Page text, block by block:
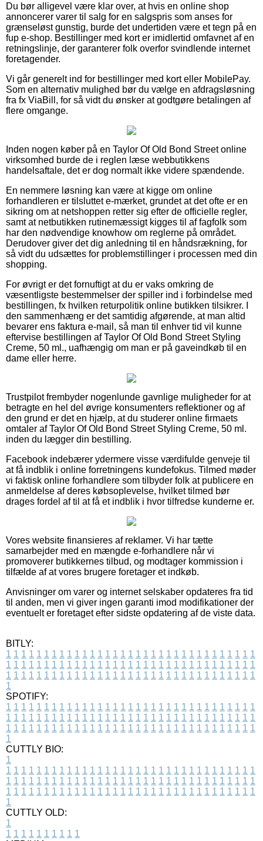
Du bør alligevel være klar over, at hvis en online shop
annoncerer varer til salg for en salgspris som anses for
grænseløst gunstig, burde det undertiden være et tegn på en
fup e-shop. Bestillinger med kort er imidlertid omfavnet af en
retningslinje, der garanterer folk overfor svindlende internet
foretagender.
Vi går generelt ind for bestillinger med kort eller MobilePay.
Som en alternativ mulighed bør du vælge en afdragsløsning
fra fx ViaBill, for så vidt du ønsker at godtgøre betalingen af
flere omgange.
Inden nogen køber på en Taylor Of Old Bond Street online
virksomhed burde de i reglen læse webbutikkens
handelsaftale, det er dog normalt ikke videre spændende.
En nemmere løsning kan være at kigge om online
forhandleren er tilsluttet e-mærket, grundet at det ofte er en
sikring om at netshoppen retter sig efter de officielle regler,
samt at netbutikken rutinemæssigt kigges til af fagfolk som
har den nødvendige knowhow om reglerne på området.
Derudover giver det dig anledning til en håndsrækning, for
så vidt du udsættes for problemstillinger i processen med din
shopping.
For øvrigt er det fornuftigt at du er vaks omkring de
væsentligste bestemmelser der spiller ind i forbindelse med
bestillingen, fx hvilken returpolitik online butikken tilsikrer. I
den sammenhæng er det samtidig afgørende, at man altid
bevarer ens faktura e-mail, så man til enhver tid vil kunne
eftervise bestillingen af Taylor Of Old Bond Street Styling
Creme, 50 ml., uafhængig om man er på gaveindkøb til en
dame eller herre.
Trustpilot frembyder nogenlunde gavnlige muligheder for at
betragte en hel del øvrige konsumenters reflektioner og af
den grund er det en hjælp, at du studerer online firmaets
omtaler af Taylor Of Old Bond Street Styling Creme, 50 ml.
inden du lægger din bestilling.
Facebook indebærer ydermere visse værdifulde genveje til
at få indblik i online forretningens kundefokus. Tilmed møder
vi faktisk online forhandlere som tilbyder folk at publicere en
anmeldelse af deres købsoplevelse, hvilket tilmed bør
drages fordel af til at få et indblik i hvor tilfredse kunderne er.
Vores website finansieres af reklamer. Vi har tætte
samarbejder med en mængde e-forhandlere når vi
promoverer butikkernes tilbud, og modtager kommission i
tilfælde af at vores brugere foretager et indkøb.
Anvisninger om varer og internet selskaber opdateres fra tid
til anden, men vi giver ingen garanti imod modifikationer der
eventuelt er foretaget efter sidste opdatering af de viste data.
BITLY:
1 1 1 1 1 1 1 1 1 1 1 1 1 1 1 1 1 1 1 1 1 1 1 1 1 1 1 1 1 1 1 1 1
1 1 1 1 1 1 1 1 1 1 1 1 1 1 1 1 1 1 1 1 1 1 1 1 1 1 1 1 1 1 1 1 1
1 1 1 1 1 1 1 1 1 1 1 1 1 1 1 1 1 1 1 1 1 1 1 1 1 1 1 1 1 1 1 1 1
1
SPOTIFY:
1 1 1 1 1 1 1 1 1 1 1 1 1 1 1 1 1 1 1 1 1 1 1 1 1 1 1 1 1 1 1 1 1
1 1 1 1 1 1 1 1 1 1 1 1 1 1 1 1 1 1 1 1 1 1 1 1 1 1 1 1 1 1 1 1 1
1 1 1 1 1 1 1 1 1 1 1 1 1 1 1 1 1 1 1 1 1 1 1 1 1 1 1 1 1 1 1 1 1
1
CUTTLY BIO:
1
1 1 1 1 1 1 1 1 1 1 1 1 1 1 1 1 1 1 1 1 1 1 1 1 1 1 1 1 1 1 1 1 1
1 1 1 1 1 1 1 1 1 1 1 1 1 1 1 1 1 1 1 1 1 1 1 1 1 1 1 1 1 1 1 1 1
1 1 1 1 1 1 1 1 1 1 1 1 1 1 1 1 1 1 1 1 1 1 1 1 1 1 1 1 1 1 1 1 1
1
CUTTLY OLD:
1
1 1 1 1 1 1 1 1 1 1